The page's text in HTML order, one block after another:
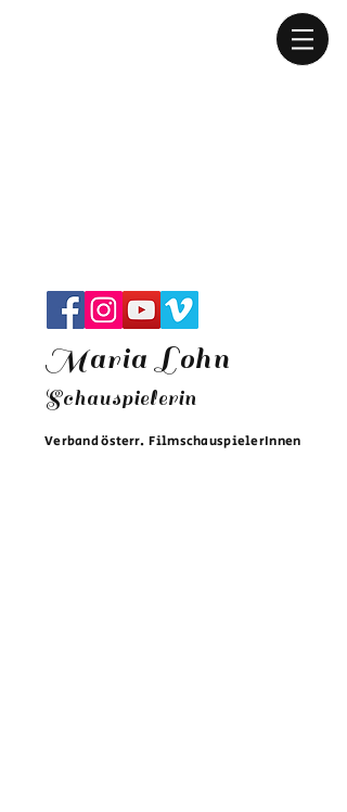
Maria Lohn
Schauspielerin
Verbandösterr. FilmschauspielerInnen